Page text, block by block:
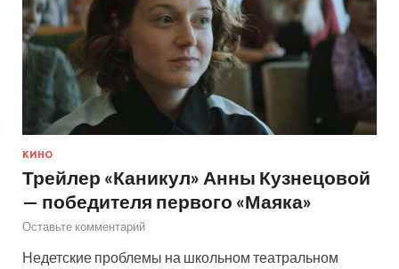
КИНО
Трейлер «Каникул» Анны Кузнецовой
— победителя первого «Маяка»
Оставьте комментарий
Недетские проблемы на школьном театральном